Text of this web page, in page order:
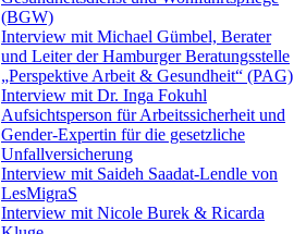
(BGW)
Interview mit Michael Gümbel, Berater
und Leiter der Hamburger Beratungsstelle
„Perspektive Arbeit & Gesundheit“ (PAG)
Interview mit Dr. Inga Fokuhl
Aufsichtsperson für Arbeitssicherheit und
Gender-Expertin für die gesetzliche
Unfallversicherung
Interview mit Saideh Saadat-Lendle von
LesMigraS
Interview mit Nicole Burek & Ricarda